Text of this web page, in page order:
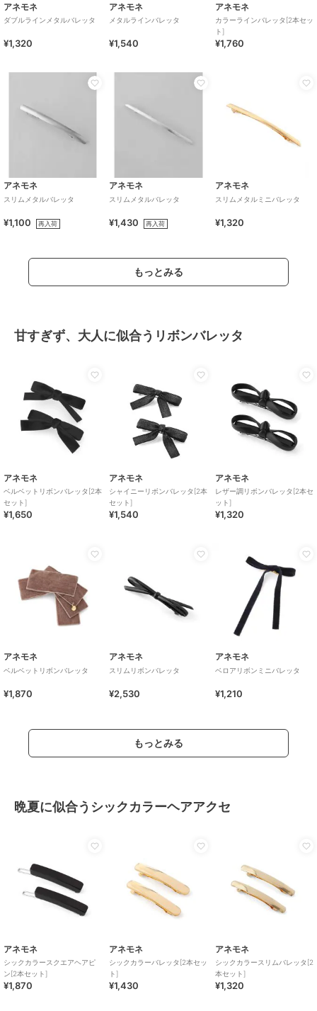
アネモネ
ダブルラインメタルバレッタ
¥1,320
アネモネ
メタルラインバレッタ
¥1,540
アネモネ
カラーラインバレッタ[2本セッ
ト]
¥1,760
アネモネ
スリムメタルバレッタ
¥1,100 再入荷
アネモネ
スリムメタルバレッタ
¥1,430 再入荷
アネモネ
スリムメタルミニバレッタ
¥1,320
もっとみる
甘すぎず、大人に似合うリボンバレッタ
アネモネ
ベルベットリボンバレッタ[2本
セット]
¥1,650
アネモネ
シャイニーリボンバレッタ[2本
セット]
¥1,540
アネモネ
レザー調リボンバレッタ[2本セ
ット]
¥1,320
アネモネ
ベルベットリボンバレッタ
¥1,870
アネモネ
スリムリボンバレッタ
¥2,530
アネモネ
ベロアリボンミニバレッタ
¥1,210
もっとみる
晩夏に似合うシックカラーヘアアクセ
アネモネ
シックカラースクエアヘアピ
ン[2本セット]
¥1,870
アネモネ
シックカラーバレッタ[2本セッ
ト]
¥1,430
アネモネ
シックカラースリムバレッタ[2
本セット]
¥1,320